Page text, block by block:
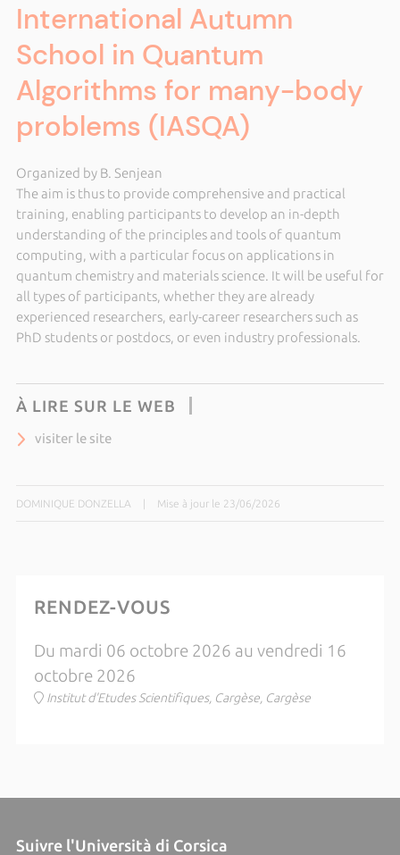
International Autumn
School in Quantum
Algorithms for many-body
problems (IASQA)
Organized by B. Senjean
The aim is thus to provide comprehensive and practical
training, enabling participants to develop an in-depth
understanding of the principles and tools of quantum
computing, with a particular focus on applications in
quantum chemistry and materials science. It will be useful for
all types of participants, whether they are already
experienced researchers, early-career researchers such as
PhD students or postdocs, or even industry professionals.
À LIRE SUR LE WEB
visiter le site
DOMINIQUE DONZELLA Mise à jour le 23/06/2026
RENDEZ-VOUS
Du mardi 06 octobre 2026 au vendredi 16
octobre 2026
Institut d'Etudes Scientifiques, Cargèse, Cargèse
Suivre l'Università di Corsica